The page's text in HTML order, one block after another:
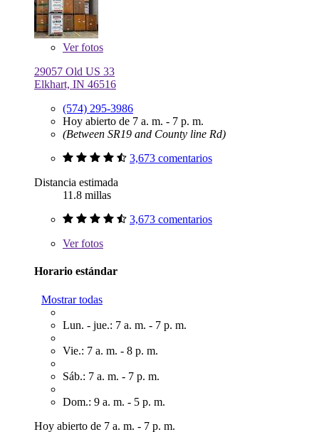
Verfotos
29057 Old US 33
Elkhart, IN 46516
(574) 295-3986
Hoy abierto de 7 a. m. - 7 p. m.
(Between SR19 and County line Rd)
3,673 comentarios
Distancia estimada
11.8 millas
3,673 comentarios
Verfotos
Horario estándar
Mostrar todas
Lun. - jue.: 7 a. m. - 7 p. m.
Vie.: 7 a. m. - 8 p. m.
Sáb.: 7 a. m. - 7 p. m.
Dom.: 9 a. m. - 5 p. m.
Hoy abierto de 7 a. m. - 7 p. m.